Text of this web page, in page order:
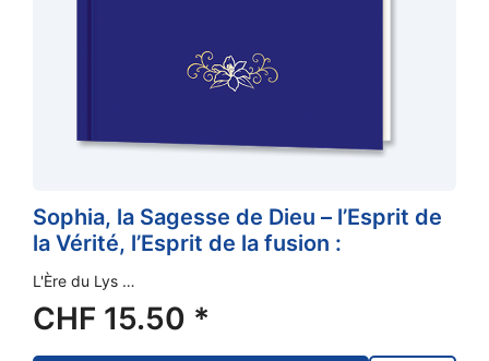
Sophia, la Sagesse de Dieu – l’Esprit de
la Vérité, l’Esprit de la fusion :
L'Ère du Lys …
CHF 15.50 *